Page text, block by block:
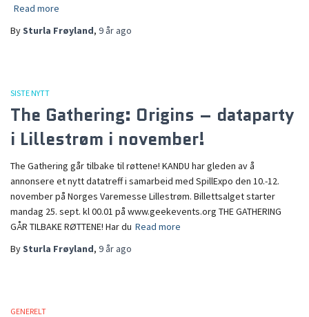
Read more
BySturla Frøyland, 9 år ago
SISTE NYTT
The Gathering: Origins – dataparty
i Lillestrøm i november!
The Gathering går tilbake til røttene! KANDU har gleden av å
annonsere et nytt datatreff i samarbeid med SpillExpo den 10.-12.
november på Norges Varemesse Lillestrøm. Billettsalget starter
mandag 25. sept. kl 00.01 på www.geekevents.org THE GATHERING
GÅR TILBAKE RØTTENE! Har du Read more
BySturla Frøyland, 9 år ago
GENERELT